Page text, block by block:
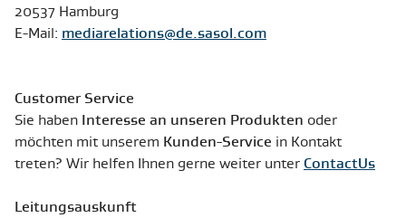
20537 Hamburg
E-Mail: mediarelations@de.sasol.com
Customer Service
Sie haben Interesse an unseren Produkten oder
möchten mit unserem Kunden-Service in Kontakt
treten? Wir helfen Ihnen gerne weiter unter ContactUs
Leitungsauskunft